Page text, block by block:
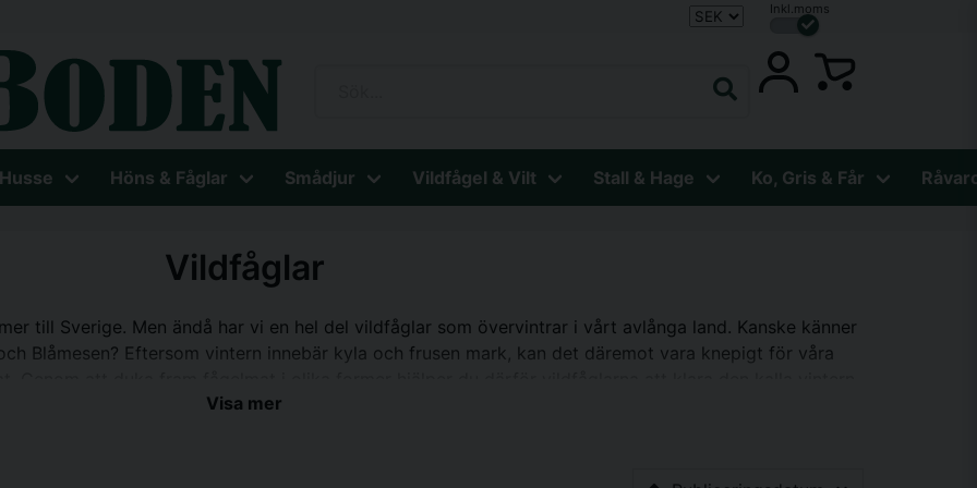
Inkl.moms
Höns & Fåglar Smådjur Vildfågel & Vilt Stall & Hage Ko, Gris & Får
Vildfåglar
till Sverige. Men ändå har vi en hel del vildfåglar som övervintrar i vårt avlånga land. Kanske känner
Blåmesen? Eftersom vintern innebär kyla och frusen mark, kan det däremot vara knepigt för våra
hittar till trädgården och till fågelmataren bör man börja utfodringen tidigt. Det är också viktigt att
Visa mer